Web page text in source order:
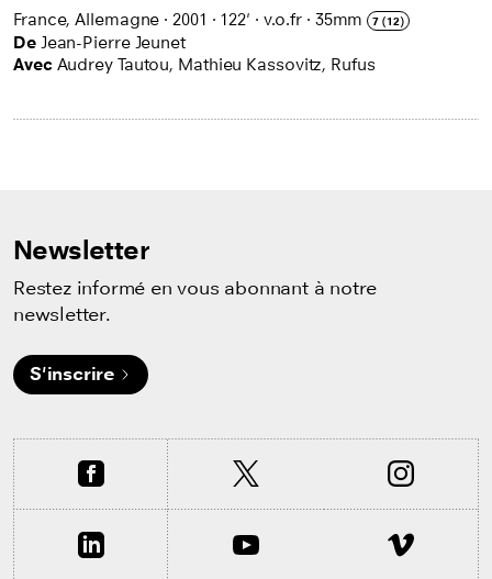
France, Allemagne ·2001 · 122' · v.o.fr · 35mm 7 (12)
De Jean-Pierre Jeunet
Avec Audrey Tautou, Mathieu Kassovitz, Rufus
Newsletter
Restez informé en vous abonnant à notre
newsletter.
S'inscrire